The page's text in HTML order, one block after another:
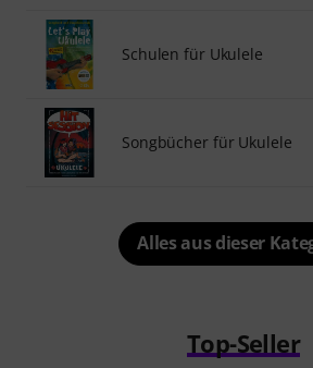
Schulen für Ukulele
Songbücher für Ukulele
Alles aus dieser
Top-Seller